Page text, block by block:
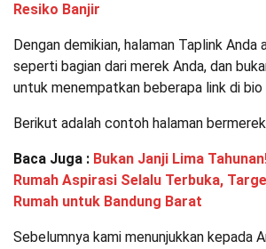
Resiko Banjir
Dengan demikian, halaman Taplink Anda
seperti bagian dari merek Anda, dan
untuk menempatkan beberapa link di bio
Berikut adalah contoh halaman
Baca Juga : Bukan Janji Lima
Rumah Aspirasi Selalu Terbuka,
Rumah untuk Bandung Barat
Sebelumnya kami menunjukkan kepada